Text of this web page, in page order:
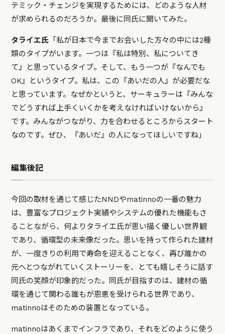
テミック・チェンジを実現するためには、どのような人材
が求められるのだろうか。最後に同氏に聞いてみた。
タライエ氏 「私が日本で今までお会いした方々の中には2種
類のタイプがいます。一つは『私は特別、私についてき
て』と思っているタイプ。そして、もう一つが『なんでも
OK』というタイプ。私は、この『あいだの人』が必要だな
と思っています。なぜかというと、サーキュラーは『みんな
でどうすれば上手くいくかを考えなければいけないから』
です。みんながつながり、力を合わせるところからスタート
なのです。ぜひ、『あいだ』の人になってほしいですね」
編集後記
今回の取材を通じて感じたNNDやmatinnoの一番の魅力
は、豊富なプロジェクト実績やシステムの優れた機能もさ
ることながら、何よりタライエ氏が思い描く優しい世界観
であり、循環型の未来像だった。思いを持って作られた建材
が、一度きりの利用で寿命を迎えることなく、再び誰かの
元へとつながれていくストーリーを、とても嬉しそうに話す
同氏の笑顔が印象的だった。同氏が目指すのは、建材の循
環を通じて関わる誰もが恩恵を受けられる世界であり、
matinnoはそのための装置となっている。
matinnoはあくまでインフラであり、それをどのように使う